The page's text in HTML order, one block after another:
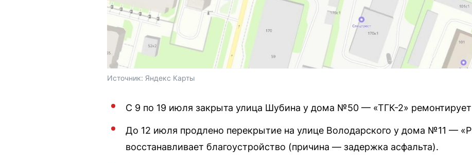
Источник: Яндекс Карты
С 9 по 19 июля закрыта улица Шубина у дома №50 — «ТГК-2» ремонтирует
До 12 июля продлено перекрытие на улице Володарского у дома №11 —
восстанавливает благоустройство (причина — задержка асфальта).